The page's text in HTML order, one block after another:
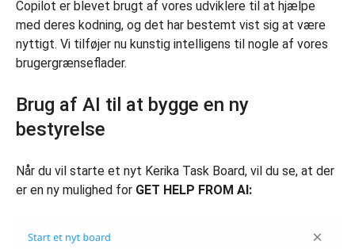
Copilot er blevet brugt af vores udviklere til at hjælpe
med deres kodning, og det har bestemt vist sig at være
nyttigt. Vi tilføjer nu kunstig intelligens til nogle af vores
brugergrænseflader.
Brug af AI til at bygge en ny
bestyrelse
Når du vil starte et nyt Kerika Task Board, vil du se, at der
er en ny mulighed for GET HELP FROM AI: